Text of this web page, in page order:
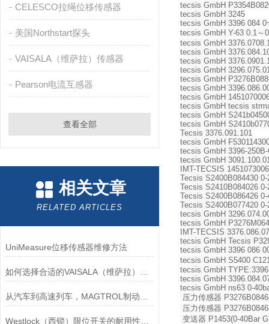
CELESCO拉绳位移传感器
美国Northstart探头
VAISALA（维萨拉）传感器
Pearson电流互感器
查看全部
相关文章
RELATED ARTICLES
UniMeasure位移传感器维修方法
tecsis GmbH
tecsis GmbH 3245
tecsis GmbH 3396 084
tecsis GmbH Y-63 0.1～
tecsis GmbH
tecsis GmbH
tecsis GmbH
tecsis GmbH
tecsis GmbH
tecsis GmbH
tecsis GmbH
tecsis GmbH tecsis
tecsis GmbH
tecsis GmbH
Tecsis 3376.091.101
tecsis GmbH
tecsis GmbH 3396-
tecsis GmbH
IMT-TECSIS
Tecsis S2400B084430
Tecsis S2410B084026
Tecsis S2400B086426
Tecsis S2400B077420
tecsis GmbH
tecsis GmbH
IMT-TECSIS
tecsis GmbH Tecsis
tecsis GmbH 3396 086
tecsis GmbH S5400
tecsis GmbH
tecsis GmbH
tecsis GmbH ns63 0-
压力传感器
压力传感器
变送器 P1453(0-40Bar